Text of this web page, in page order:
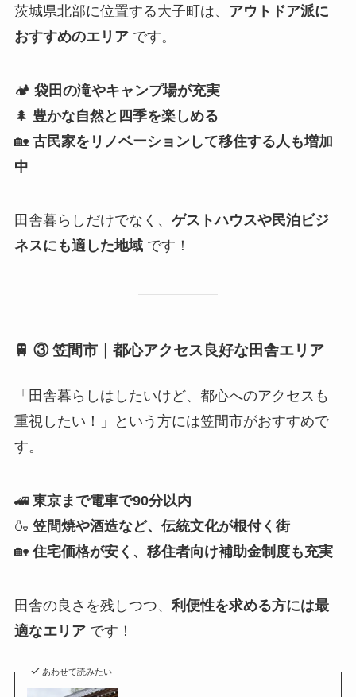
茨城県北部に位置する大子町は、 アウトドア派に
おすすめのエリアです。
🏕 袋田の滝やキャンプ場が充実
🌲 豊かな自然と四季を楽しめる
🏡 古民家をリノベーションして移住する人も増加
中
田舎暮らしだけでなく、 ゲストハウスや民泊ビジ
ネスにも適した地域です！
🚆 ③ 笠間市｜都心アクセス良好な田舎エリア
「田舎暮らしはしたいけど、都心へのアクセスも
重視したい！」という方には笠間市がおすすめで
す。
🚄 東京まで電車で90分以内
🍶 笠間焼や酒造など、伝統文化が根付く街
🏡 住宅価格が安く、移住者向け補助金制度も充実
田舎の良さを残しつつ、 利便性を求める方には最
適なエリアです！
あわせて読みたい